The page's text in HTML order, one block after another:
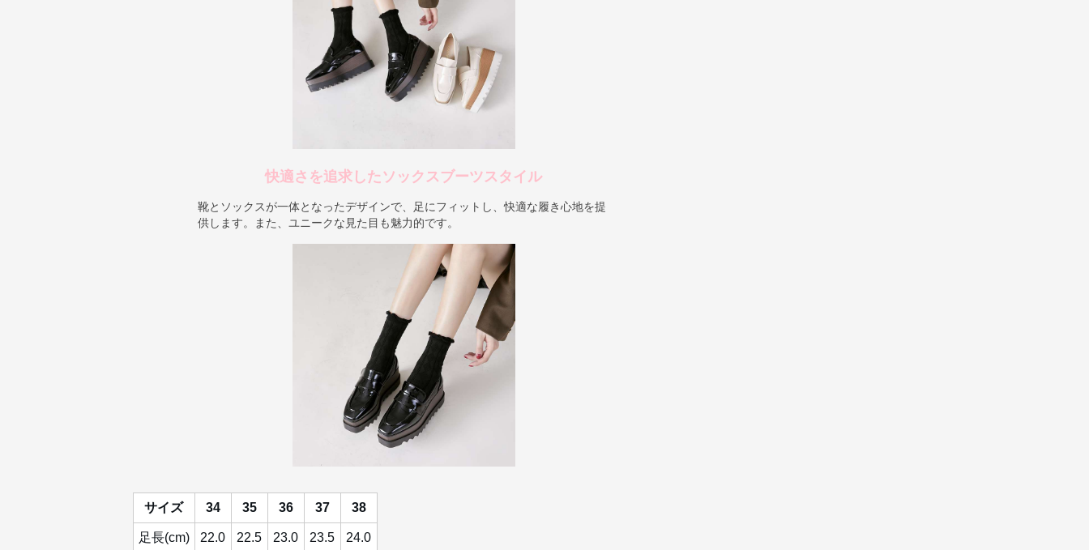
快適さを追求したソックスブーツスタイル
靴とソックスが一体となったデザインで、足にフィットし、快適な履き心地を提
供します。また、ユニークな見た目も魅力的です。
サイズ 34 35 36 37 38
足長(cm) 22.0 22.5 23.0 23.5 24.0